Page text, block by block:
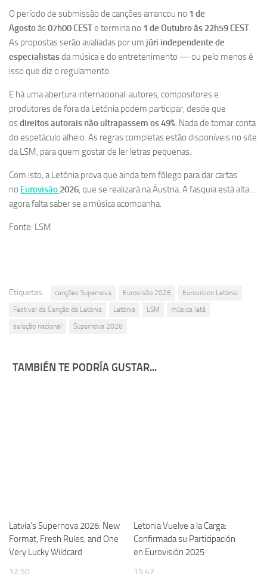
O período de submissão de canções arrancou no 1 de
Agostoàs07h00 CESTe termina no 1 de Outubro às 22h59 CEST.
As propostas serão avaliadas por um júri independente de
especialistasda música e do entretenimento — ou pelo menos é
isso que diz o regulamento.
E há uma abertura internacional: autores, compositores e
produtores de fora da Letónia podem participar, desde que
osdireitos autorais não ultrapassem os 49%. Nada de tomar conta
do espetáculo alheio. As regras completas estão disponíveis no site
da LSM, para quem gostar de ler letras pequenas.
Com isto, a Letónia prova que ainda tem fôlego para dar cartas
no Eurovisão 2026, que se realizará na Áustria. A fasquia está alta…
agora falta saber se a música acompanha.
Fonte: LSM
Etiquetas: canções Supernova Eurovisão 2026
Eurovision Letónia
Festival da Canção da Letónia
Letónia LSM
música letã
seleção nacional
Supernova 2026
TAMBIÉN TE PODRÍA GUSTAR...
Latvia’s Supernova 2026: New
Format, Fresh Rules, and One
Very Lucky Wildcard
12:50
Letonia Vuelve a la Carga:
Confirmada su Participación
en Eurovisión 2025
15:47